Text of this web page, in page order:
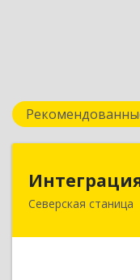
Северская станица
353240,